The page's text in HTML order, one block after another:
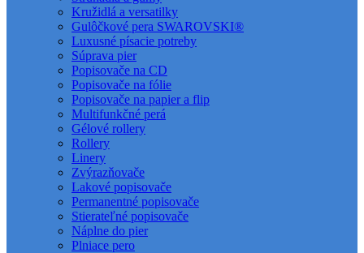
Kružidlá a versatilky
Gulôčkové pera SWAROVSKI®
Luxusné písacie potreby
Súprava pier
Popisovače na CD
Popisovače na fólie
Popisovače na papier a flip
Multifunkčné perá
Gélové rollery
Rollery
Linery
Zvýrazňovače
Lakové popisovače
Permanentné popisovače
Stierateľné popisovače
Náplne do pier
Plniace pero